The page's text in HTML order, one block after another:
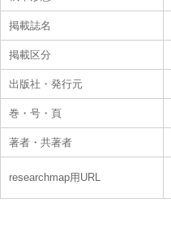
掲載誌名
掲載区分
出版社・発行元
巻・号・頁
著者・共著者
researchmap用URL